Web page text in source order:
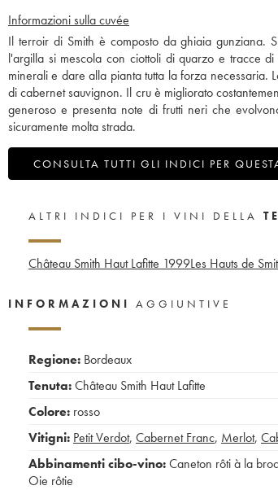
Informazioni sulla cuvée
Il terroir di Smith è composto da ghiaia gunziana.
l'argilla si mescola con ciottoli di quarzo e tracce
minerali e dare alla pianta tutta la forza necessaria.
di cabernet sauvignon. Il cru è migliorato
generoso e presenta note di frutti neri che
sicuramente molta strada.
CONSULTA TUTTI GLI INDICI PER
ALTRI INDICI PER I VINI DELLA
Château Smith Haut Lafitte 1999Les Hauts de
INFORMAZIONI AGGIUNTIVE
Regione: Bordeaux
Tenuta:Château Smith Haut Lafitte
Colore: rosso
Vitigni: Petit Verdot, Cabernet Franc, Merlot,
Abbinamenti cibo-vino:Caneton rôti à la
Oie rôtie